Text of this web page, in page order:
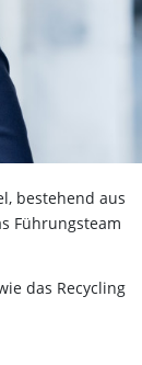
bestehend aus
Führungsteam
das Recycling